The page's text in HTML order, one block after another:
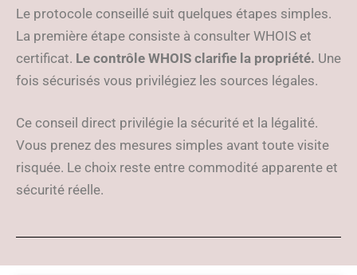
Le protocole conseillé suit quelques étapes simples.
La première étape consiste à consulter WHOIS et
certificat. Le contrôle WHOIS clarifie la propriété. Une
fois sécurisés vous privilégiez les sources légales.
Ce conseil direct privilégie la sécurité et la légalité.
Vous prenez des mesures simples avant toute visite
risquée. Le choix reste entre commodité apparente et
sécurité réelle.